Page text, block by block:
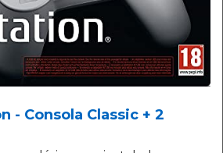
- Consola Classic + 2